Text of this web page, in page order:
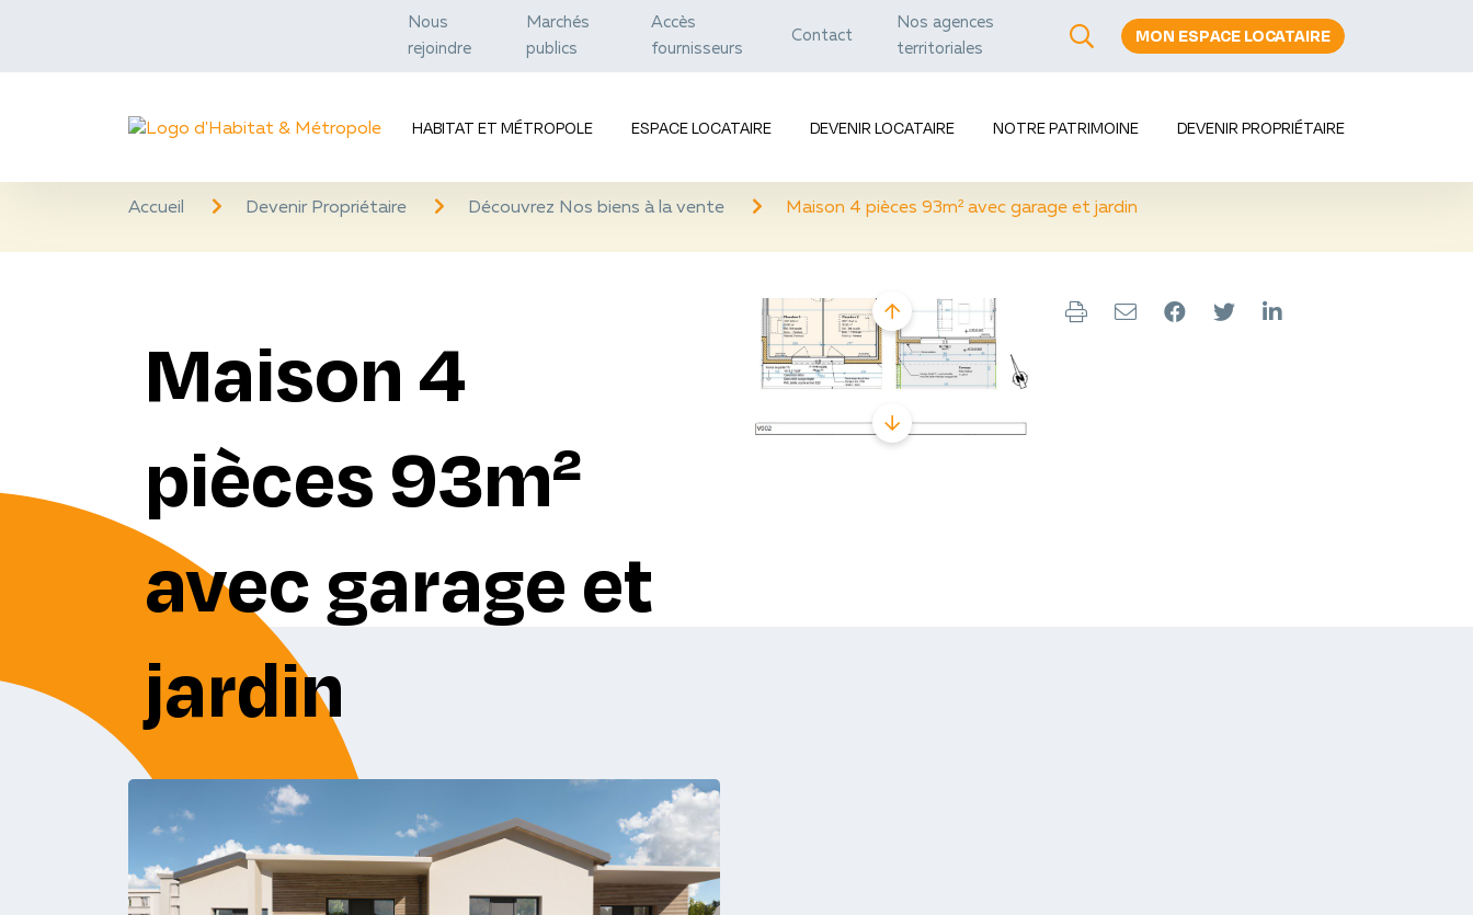
Nous
rejoindre
Marchés
publics
Accès
fournisseurs
Contact
Nos agences
territoriales
MON ESPACE LOCATAIRE
HABITAT ET MÉTROPOLE ESPACE LOCATAIRE DEVENIR LOCATAIRE NOTRE PATRIMOINE DEVENIR PROPRIÉTAIRE
Accueil Devenir Propriétaire Découvrez Nos biens à la vente Maison 4 pièces 93m² avec garage et jardin
Maison 4
pièces 93m²
avec garage et
jardin